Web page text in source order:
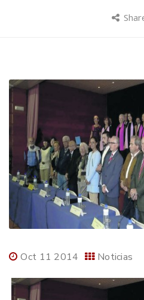
Oct 11 2014 Noticias